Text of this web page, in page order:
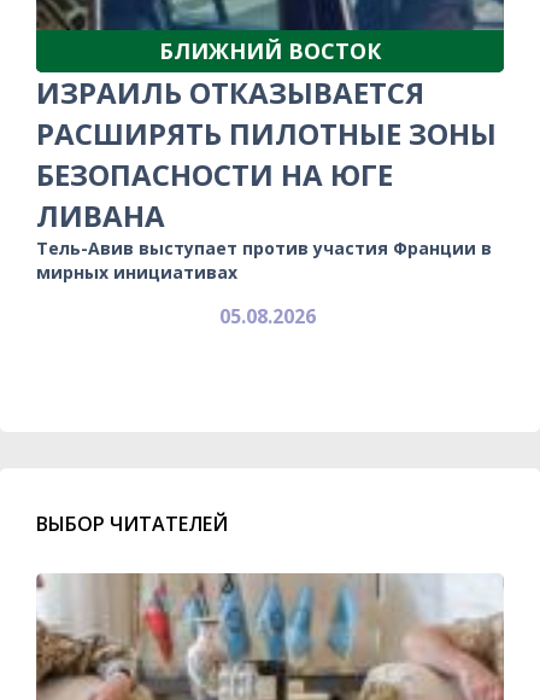
БЛИЖНИЙ ВОСТОК
ИЗРАИЛЬ ОТКАЗЫВАЕТСЯ
РАСШИРЯТЬ ПИЛОТНЫЕ ЗОНЫ
БЕЗОПАСНОСТИ НА ЮГЕ
ЛИВАНА
Тель-Авив выступает против участия Франции в
мирных инициативах
05.08.2026
ВЫБОР ЧИТАТЕЛЕЙ